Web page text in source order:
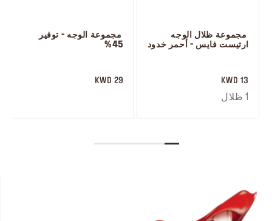
45%
29 KWD
ارتيست فايس - أحمر خدود
13 KWD
1 ظلال